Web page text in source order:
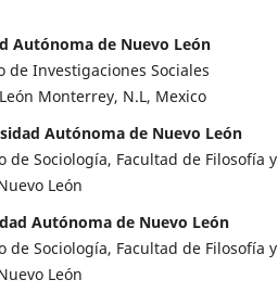
Autónoma de Nuevo León
Investigaciones Sociales
Monterrey, N.L, Mexico
Autónoma de Nuevo León
de Sociología, Facultad de Filosofía y
León
Autónoma de Nuevo León
de Sociología, Facultad de Filosofía y
León